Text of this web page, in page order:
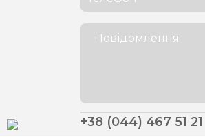
+38 (044) 467 51 21